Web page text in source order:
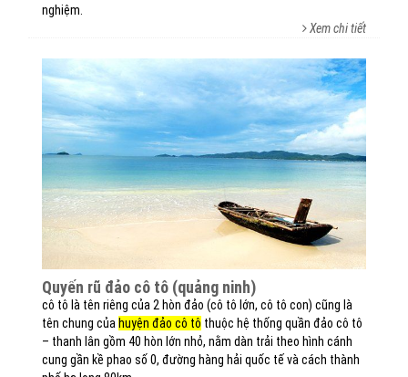
nghiệm.
Xem chi tiết
quyến rũ đảo cô tô (quảng ninh)
cô tô là tên riêng của 2 hòn đảo (cô tô lớn, cô tô con) cũng là
tên chung của huyện đảo cô tô thuộc hệ thống quần đảo cô tô
– thanh lân gồm 40 hòn lớn nhỏ, nằm dàn trải theo hình cánh
cung gần kề phao số 0, đường hàng hải quốc tế và cách thành